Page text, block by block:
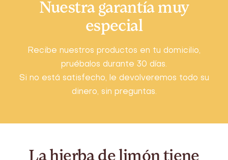
Nuestra garantía muy
especial
Recibe nuestros productos en tu domicilio,
pruébalos durante 30 días.
Si no está satisfecho, le devolveremos todo su
dinero, sin preguntas.